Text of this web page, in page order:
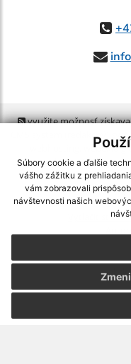
Súbory cookie a ďalšie
vášho zážitku z
vám zobrazovali
návštevnosti našich
využite možnosť
CMS systém (redakčný)
spoločnosť
Vytlačiť